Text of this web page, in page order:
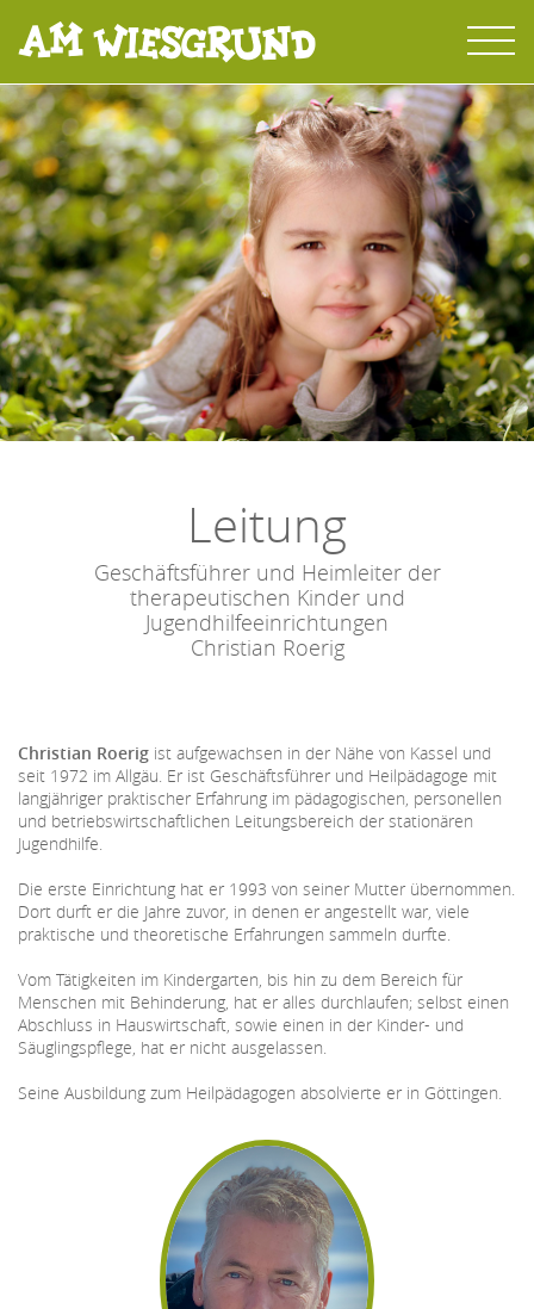
Leitung
Geschäftsführer und Heimleiter der
therapeutischen Kinder und
Jugendhilfeeinrichtungen
Christian Roerig
Christian Roerig ist aufgewachsen in der Nähe von Kassel und
seit 1972 im Allgäu. Er ist Geschäftsführer und Heilpädagoge mit
langjähriger praktischer Erfahrung im pädagogischen, personellen
und betriebswirtschaftlichen Leitungsbereich der stationären
Jugendhilfe.
Die erste Einrichtung hat er 1993 von seiner Mutter übernommen.
Dort durft er die Jahre zuvor, in denen er angestellt war, viele
praktische und theoretische Erfahrungen sammeln durfte.
Vom Tätigkeiten im Kindergarten, bis hin zu dem Bereich für
Menschen mit Behinderung, hat er alles durchlaufen; selbst einen
Abschluss in Hauswirtschaft, sowie einen in der Kinder- und
Säuglingspflege, hat er nicht ausgelassen.
Seine Ausbildung zum Heilpädagogen absolvierte er in Göttingen.